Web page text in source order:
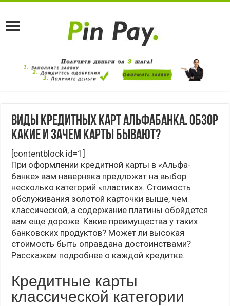
Виды кредитных карт Альфабанка. Обзор
какие и зачем карты бывают?
[contentblock id=1]
При оформлении кредитной карты в «Альфа-
банке» вам наверняка предложат на выбор
несколько категорий «пластика». Стоимость
обслуживания золотой карточки выше, чем
классической, а содержание платины обойдется
вам еще дороже. Какие преимущества у таких
банковских продуктов? Может ли высокая
стоимость быть оправдана достоинствами?
Расскажем подробнее о каждой кредитке.
Кредитные карты
классической категории